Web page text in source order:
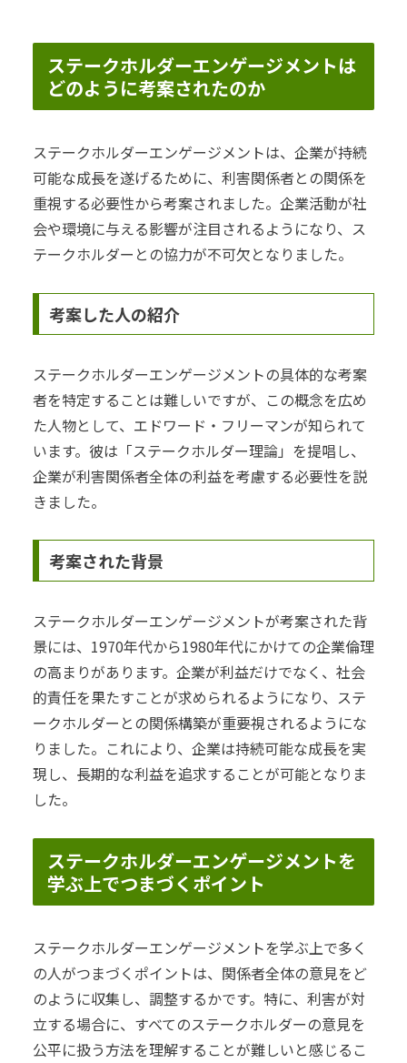
ステークホルダーエンゲージメントは
どのように考案されたのか
ステークホルダーエンゲージメントは、企業が持続
可能な成長を遂げるために、利害関係者との関係を
重視する必要性から考案されました。企業活動が社
会や環境に与える影響が注目されるようになり、ス
テークホルダーとの協力が不可欠となりました。
考案した人の紹介
ステークホルダーエンゲージメントの具体的な考案
者を特定することは難しいですが、この概念を広め
た人物として、エドワード・フリーマンが知られて
います。彼は「ステークホルダー理論」を提唱し、
企業が利害関係者全体の利益を考慮する必要性を説
きました。
考案された背景
ステークホルダーエンゲージメントが考案された背
景には、1970年代から1980年代にかけての企業倫理
の高まりがあります。企業が利益だけでなく、社会
的責任を果たすことが求められるようになり、ステ
ークホルダーとの関係構築が重要視されるようにな
りました。これにより、企業は持続可能な成長を実
現し、長期的な利益を追求することが可能となりま
した。
ステークホルダーエンゲージメントを
学ぶ上でつまづくポイント
ステークホルダーエンゲージメントを学ぶ上で多く
の人がつまづくポイントは、関係者全体の意見をど
のように収集し、調整するかです。特に、利害が対
立する場合に、すべてのステークホルダーの意見を
公平に扱う方法を理解することが難しいと感じるこ